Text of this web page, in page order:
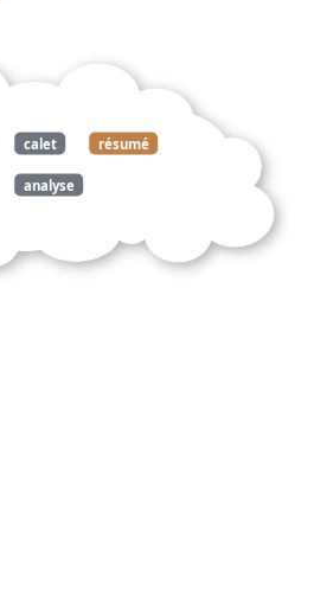
calet résumé
analyse